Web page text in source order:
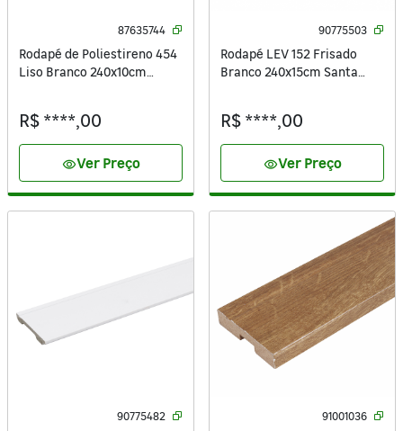
87635744
Rodapé de Poliestireno 454
Liso Branco 240x10cm
R$ ****,00
visibilityVer Preço
90775503
Rodapé LEV 152 Frisado
Branco 240x15cm Santa
R$ ****,00
visibilityVer Preço
90775482 91001036